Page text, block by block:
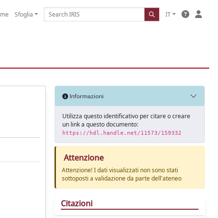
Sfoglia IT
Informazioni
Utilizza questo identificativo per citare o creare
un link a questo documento:
https://hdl.handle.net/11573/159332
Attenzione
Attenzione! I dati visualizzati non sono stati
sottoposti a validazione da parte dell'ateneo
Citazioni